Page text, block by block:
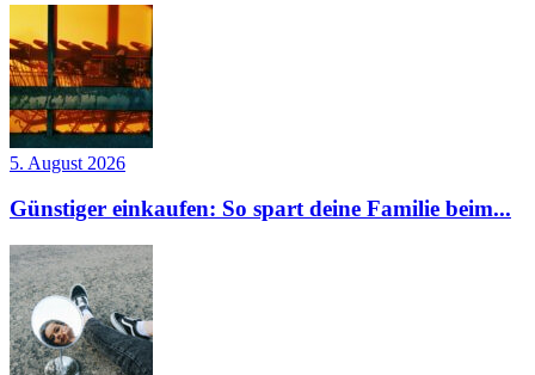
5. August 2026
Günstiger einkaufen: So spart deine Familie beim...